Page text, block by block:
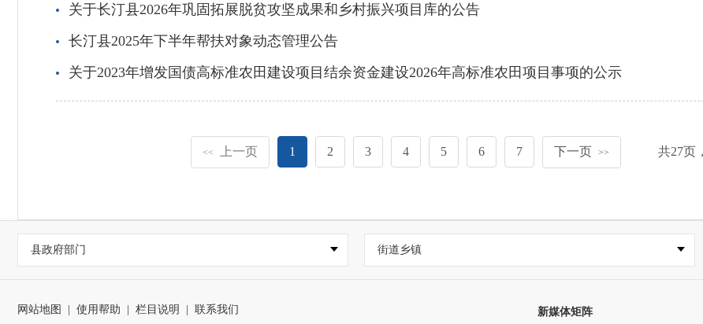
关于长汀县2026年巩固拓展脱贫攻坚成果和乡村振兴项目库的公告
长汀县2025年下半年帮扶对象动态管理公告
关于2023年增发国债高标准农田建设项目结余资金建设2026年高标准农田项目事项的公示
<< 上一页 1 2 3 4 5 6 7 下一页 >> 共27页
县政府部门 街道乡镇
网站地图 使用帮助 栏目说明 联系我们 新媒体矩阵